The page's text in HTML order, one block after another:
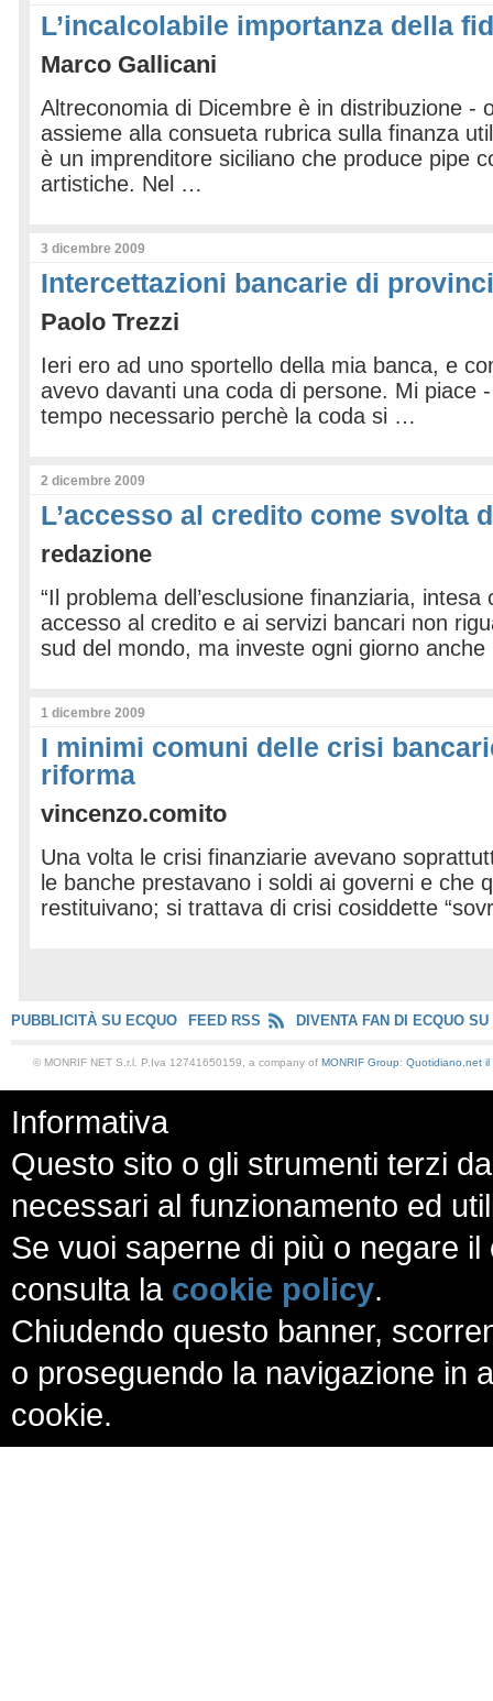
L’incalcolabile importanza della
Marco Gallicani
Altreconomia di Dicembre è in distribuzione -
assieme alla consueta rubrica sulla finanza
è un imprenditore siciliano che produce pipe
artistiche. Nel …
3 dicembre 2009
Intercettazioni bancarie di
Paolo Trezzi
Ieri ero ad uno sportello della mia banca, e
avevo davanti una coda di persone. Mi piace
tempo necessario perchè la coda si …
2 dicembre 2009
L’accesso al credito come svolta
redazione
“Il problema dell’esclusione finanziaria,
accesso al credito e ai servizi bancari non
sud del mondo, ma investe ogni giorno
1 dicembre 2009
I minimi comuni delle crisi
riforma
vincenzo.comito
Una volta le crisi finanziarie avevano
le banche prestavano i soldi ai governi e che
restituivano; si trattava di crisi cosiddette
PUBBLICITÀ SU ECQUO FEED RSS DIVENTA FAN DI ECQUO SU
© MONRIF NET S.r.l. P.Iva 12741650159, a company of MONRIF Group: Quotidiano.net il
Informativa
Questo sito o gli strumenti terzi
necessari al funzionamento ed
Se vuoi saperne di più o negare
consulta la cookie policy.
Chiudendo questo banner,
o proseguendo la navigazione in
cookie.